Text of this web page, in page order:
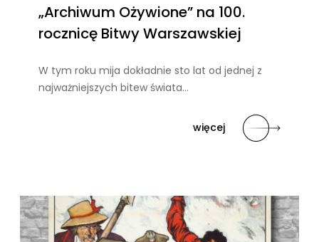
„Archiwum Ożywione” na 100.
rocznicę Bitwy Warszawskiej
W tym roku mija dokładnie sto lat od jednej z
najważniejszych bitew świata…
więcej